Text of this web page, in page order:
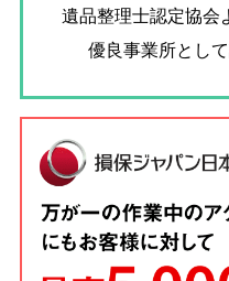
遺品整理士認定協会
優良事業所とし